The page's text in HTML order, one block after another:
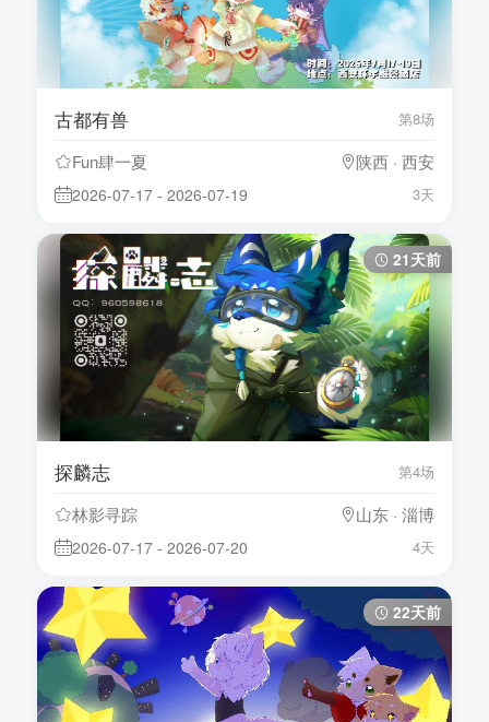
古都有兽 第8场
Fun肆一夏 陕西 · 西安
2026-07-17 - 2026-07-19 3天
21天前
探麟志 第4场
林影寻踪 山东 · 淄博
2026-07-17 - 2026-07-20 4天
22天前